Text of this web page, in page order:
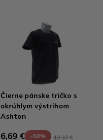
Čierne pánske tričko s
okrúhlym výstrihom
Ashton
6,69 € -50% 13,37 €